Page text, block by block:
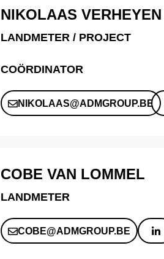
NIKOLAAS VERHEYEN
LANDMETER / PROJECT
COÖRDINATOR
NIKOLAAS@ADMGROUP.BE
COBE VAN LOMMEL
LANDMETER
COBE@ADMGROUP.BE